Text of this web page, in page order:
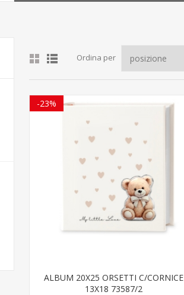
Ordina per
-23%
ALBUM 20X25 ORSETTI C/CORNICE
13X18 73587/2